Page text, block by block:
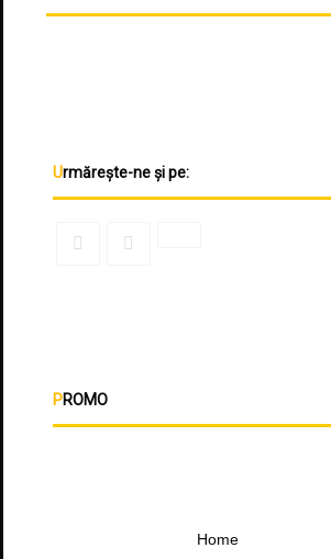
Urmărește-ne și pe:
PROMO
Home